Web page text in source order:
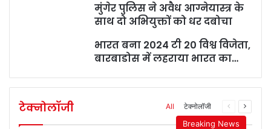
मुंगेर पुलिस ने अवैध आग्नेयास्त्र के
साथ दो अभियुक्तों को धर दबोचा
भारत बना 2024 टी 20 विश्व विजेता,
बारबाडोस में लहराया भारत का…
टेक्नोलॉजी All टेक्नोलॉजी
Previous
page
Breaking News